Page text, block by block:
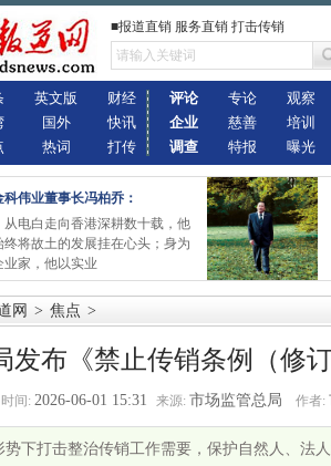
■报道直销 服务直销 打击传销
英文版
国外
热词
财经
快讯
打传
评论
企业
调查
专论
慈善
特报
观察
培训
曝光
科伟业董事长冯柏乔：
从电白走向香港深耕数十载，他
终将故土的发展挂在心头；身为
业家，他以实业
网 > 焦点 >
发布《禁止传销条例（修
时间: 2026-06-01 15:31 来源: 市场监管总局 作者:
势下打击整治传销工作需要，保护自然人、法